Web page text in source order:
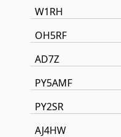
W1RH
OH5RF
AD7Z
PY5AMF
PY2SR
AJ4HW